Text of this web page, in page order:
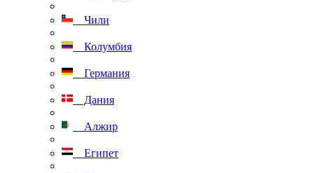
Чили
Колумбия
Германия
Дания
Алжир
Египет